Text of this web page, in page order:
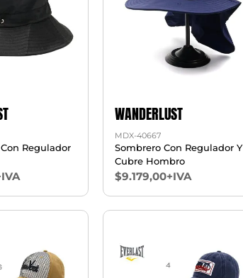
Regulador
WANDERLUST
MDX-40667
Sombrero Con Regulador Y
Cubre Hombro
$9.179,00+IVA